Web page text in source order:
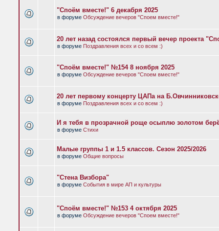
"Споём вместе!" 6 декабря 2025
в форуме Обсуждение вечеров "Споем вместе!"
20 лет назад состоялся первый вечер проекта
в форуме Поздравления всех и со всем :)
"Споём вместе!" №154 8 ноября 2025
в форуме Обсуждение вечеров "Споем вместе!"
20 лет первому концерту ЦАПа на
в форуме Поздравления всех и со всем :)
И я тебя в прозрачной роще осыплю золотом
в форуме Стихи
Малые группы 1 и 1.5 классов. Сезон 2025/2026
в форуме Общие вопросы
"Стена Визбора"
в форуме События в мире АП и культуры
"Споём вместе!" №153 4 октября 2025
в форуме Обсуждение вечеров "Споем вместе!"